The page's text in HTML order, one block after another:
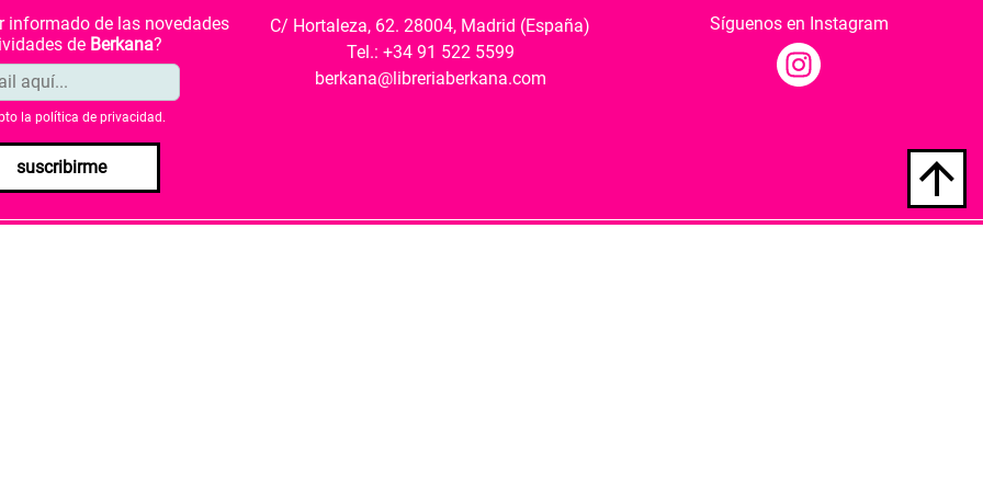
informado de las novedades
de Berkana?
la política de privacidad .
suscribirme
C/ Hortaleza, 62. 28004, Madrid (España)
Tel.: +34 91 522 5599
berkana@libreriaberkana.com
Síguenos en Instagram